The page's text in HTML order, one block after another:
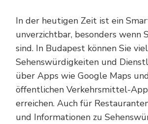
In der heutigen Zeit ist ein
unverzichtbar, besonders wenn
sind. In Budapest können Sie
Sehenswürdigkeiten und
über Apps wie Google Maps
öffentlichen Verkehrsmittel-
erreichen. Auch für
und Informationen zu